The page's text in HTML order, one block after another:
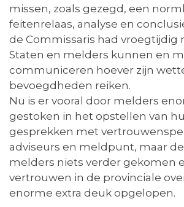
missen, zoals gezegd, een
feitenrelaas, analyse en
de Commissaris had vroegtijdig
Staten en melders kunnen en
communiceren hoever zijn
bevoegdheden reiken.
Nu is er vooral door melders
gestoken in het opstellen van
gesprekken met
adviseurs en meldpunt, maar
melders niets verder gekomen
vertrouwen in de provinciale
enorme extra deuk opgelopen.